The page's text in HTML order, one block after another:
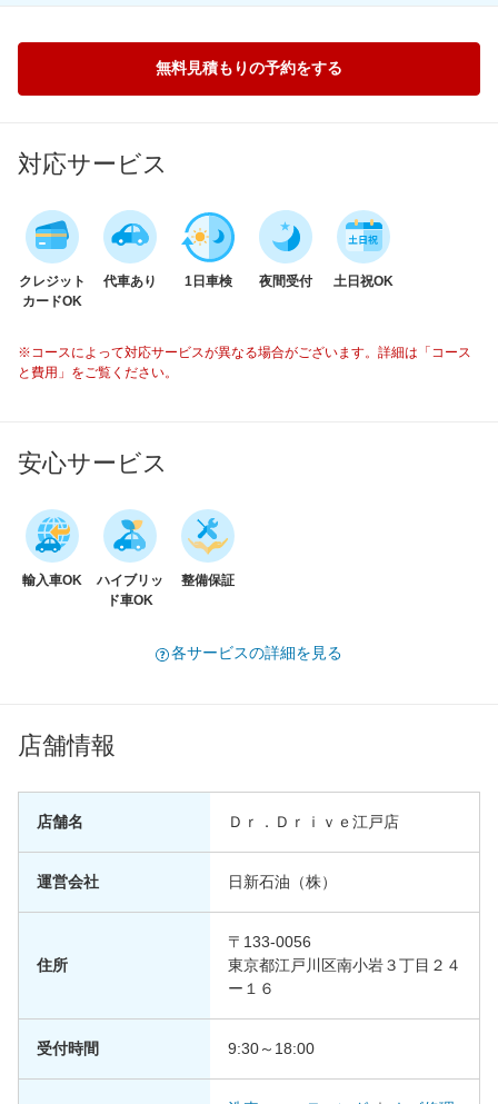
無料見積もりの予約をする
対応サービス
クレジット
カードOK
代車あり 1日車検 夜間受付 土日祝OK
※コースによって対応サービスが異なる場合がございます。詳細は「コース
と費用」をご覧ください。
安心サービス
輸入車OK
ハイブリッ
ド車OK
整備保証
各サービスの詳細を見る
店舗情報
店舗名 Ｄｒ．Ｄｒｉｖｅ江戸店
運営会社 日新石油（株）
住所
〒133-0056
東京都江戸川区南小岩３丁目２４
ー１６
受付時間 9:30～18:00